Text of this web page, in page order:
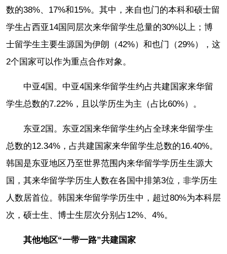
数的38%、17%和15%。其中，来自也门的本科和硕士留
学生占西亚14国同层次来华留学生总量的30%以上；博
士留学生主要生源国为伊朗（42%）和也门（29%），这
2个国家可以作为重点合作对象。
中亚4国。中亚4国来华留学生约占共建国家来华留
学生总数的7.22%，且以学历生为主（占比60%）。
东亚2国。东亚2国来华留学生约占全球来华留学生
总数的12.34%，占共建国家来华留学生总数的16.40%。
韩国是东亚地区乃至世界范围内来华留学学历生生源大
国，其来华留学学历生人数在各国中排第3位，非学历生
人数居首位。韩国来华留学学历生中，超过80%为本科层
次，硕士生、博士生层次分别占12%、4%。
其他地区“一带一路”共建国家